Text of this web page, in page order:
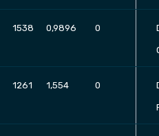
1538 0,9896 0
1261 1,554 0